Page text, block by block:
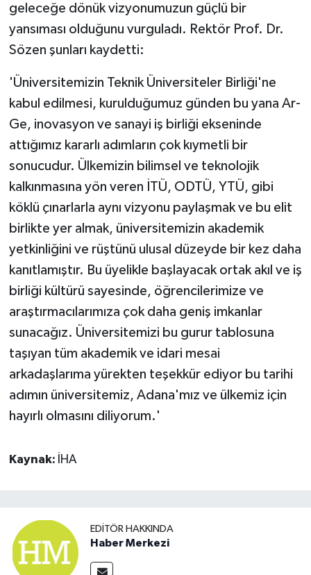
geleceğe dönük vizyonumuzun güçlü bir
yansıması olduğunu vurguladı. Rektör Prof. Dr.
Sözen şunları kaydetti:
'Üniversitemizin Teknik Üniversiteler Birliği'ne
kabul edilmesi, kurulduğumuz günden bu yana Ar-
Ge, inovasyon ve sanayi iş birliği ekseninde
attığımız kararlı adımların çok kıymetli bir
sonucudur. Ülkemizin bilimsel ve teknolojik
kalkınmasına yön veren İTÜ, ODTÜ, YTÜ, gibi
köklü çınarlarla aynı vizyonu paylaşmak ve bu elit
birlikte yer almak, üniversitemizin akademik
yetkinliğini ve rüştünü ulusal düzeyde bir kez daha
kanıtlamıştır. Bu üyelikle başlayacak ortak akıl ve iş
birliği kültürü sayesinde, öğrencilerimize ve
araştırmacılarımıza çok daha geniş imkanlar
sunacağız. Üniversitemizi bu gurur tablosuna
taşıyan tüm akademik ve idari mesai
arkadaşlarıma yürekten teşekkür ediyor bu tarihi
adımın üniversitemiz, Adana'mız ve ülkemiz için
hayırlı olmasını diliyorum.'
Kaynak: İHA
EDITÖR HAKKINDA
Haber Merkezi